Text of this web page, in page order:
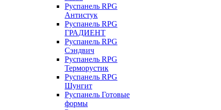
Руспанель RPG
Антистук
Руспанель RPG
ГРАДИЕНТ
Руспанель RPG
Сэндвич
Руспанель RPG
Терморустик
Руспанель RPG
Шунгит
Руспанель Готовые
формы